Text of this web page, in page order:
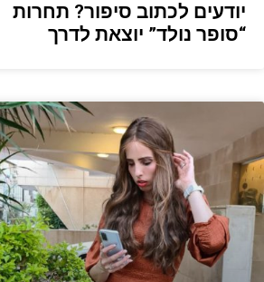
יודעים לכתוב סיפור? תחרות
“סופר נולד” יוצאת לדרך